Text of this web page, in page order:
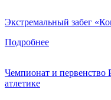
Экстремальный забег
Подробнее
Чемпионат и первенство
атлетике